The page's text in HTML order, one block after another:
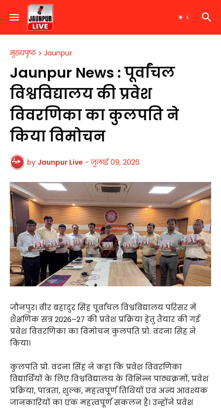
मुख्यपृष्ठ Jaunpur
Jaunpur News : पूर्वांचल
विश्वविद्यालय की प्रवेश
विवरणिका का कुलपति ने
किया विमोचन
by Jaunpur Live - जुलाई 09, 2026
जौनपुर। वीर बहादुर सिंह पूर्वांचल विश्वविद्यालय परिसर में
शैक्षणिक सत्र 2026–27 की प्रवेश प्रक्रिया हेतु तैयार की गई
प्रवेश विवरणिका का विमोचन कुलपति प्रो. वंदना सिंह ने
किया।
कुलपति प्रो. वंदना सिंह ने कहा कि प्रवेश विवरणिका
विद्यार्थियों के लिए विश्वविद्यालय के विभिन्न पाठ्यक्रमों, प्रवेश
प्रक्रिया, पात्रता, शुल्क, महत्वपूर्ण तिथियों एवं अन्य आवश्यक
जानकारियों का एक महत्वपूर्ण संकलन है। उन्होंने प्रवेश